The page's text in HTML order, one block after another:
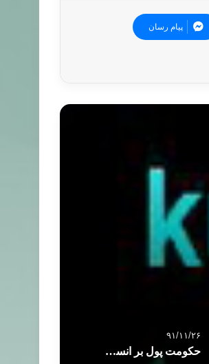
پیام رسان
۹۱/۱۱/۲۶
حکومت پول بر انسان چگونه و چرا؟!!!